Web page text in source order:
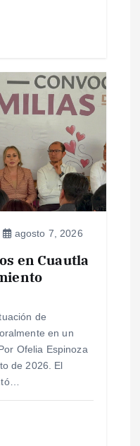
agosto 7, 2026
en Cuautla
de
en un
Ofelia Espinoza
de 2026. El